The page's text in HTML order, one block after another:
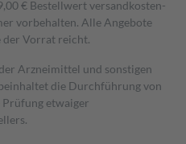
€ Bestell­wert versand­kosten­
vorbehalten. Alle Angebote
der Vorrat reicht.
Arzneimittel und sonstigen
die Durchführung von
etwaiger